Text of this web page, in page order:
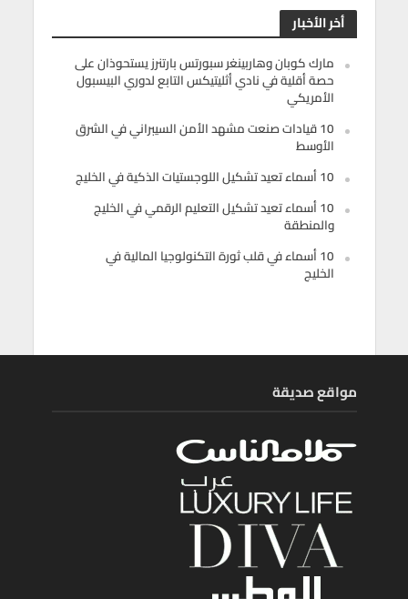
أخر الأخبار
مارك كوبان وهاربينغر سبورتس بارتنرز يستحوذان على
حصة أقلية في نادي أثليتيكس التابع لدوري البيسبول
الأمريكي
10 قيادات صنعت مشهد الأمن السيبراني في الشرق
الأوسط
10 أسماء تعيد تشكيل اللوجستيات الذكية في الخليج
10 أسماء تعيد تشكيل التعليم الرقمي في الخليج
والمنطقة
10 أسماء في قلب ثورة التكنولوجيا المالية في
الخليج
مواقع صديقة